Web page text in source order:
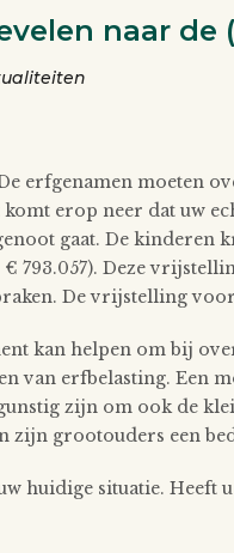
naar de
erfgenamen moeten
erop neer dat uw
gaat. De kinderen
793.057). Deze
De vrijstelling
kan helpen om bij
van erfbelasting. Een
zijn om ook de
grootouders een
huidige situatie. Heeft